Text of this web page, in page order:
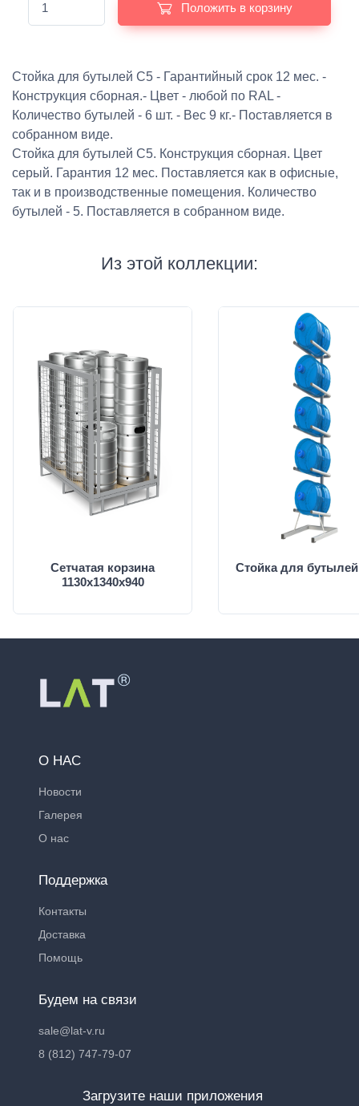
Положить в корзину
Стойка для бутылей C5 - Гарантийный срок 12 мес. -
Конструкция сборная.- Цвет - любой по RAL -
Количество бутылей - 6 шт. - Вес 9 кг.- Поставляется в
собранном виде.
Стойка для бутылей C5. Конструкция сборная. Цвет
серый. Гарантия 12 мес. Поставляется как в офисные,
так и в производственные помещения. Количество
бутылей - 5. Поставляется в собранном виде.
Из этой коллекции:
Сетчатая корзина
1130х1340х940
Стойка для
О НАС
Новости
Галерея
О нас
Поддержка
Контакты
Доставка
Помощь
Будем на связи
sale@lat-v.ru
8 (812) 747-79-07
Загрузите наши приложения